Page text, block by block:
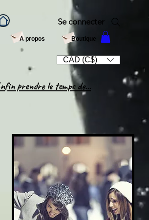
Se connecter
A propos Boutique
CAD (C$)
prendre le temps de...